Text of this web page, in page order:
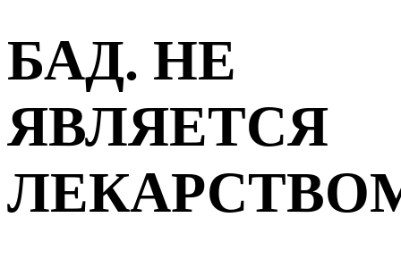
БАД. НЕ
ЯВЛЯЕТСЯ